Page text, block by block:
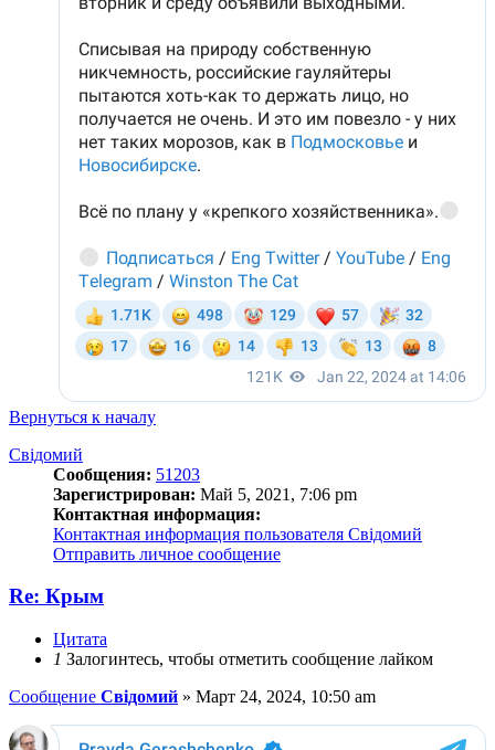
Вернуться к началу
Свідомий
Сообщения: 51203
Зарегистрирован: Май 5, 2021, 7:06 pm
Контактная информация:
Контактная информация пользователя Свідомий
Отправить личное сообщение
Re: Крым
Цитата
1 Залогинтесь, чтобы отметить сообщение лайком
Сообщение Свідомий » Март 24, 2024, 10:50 am